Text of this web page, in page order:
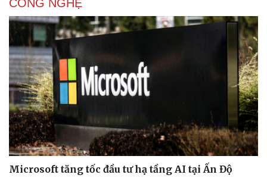
CÔNG NGHỆ
Microsoft tăng tốc đầu tư hạ tầng AI tại Ấn Độ